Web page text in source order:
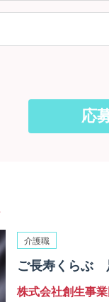
介護職
ご長寿くらぶ
株式会社創生事